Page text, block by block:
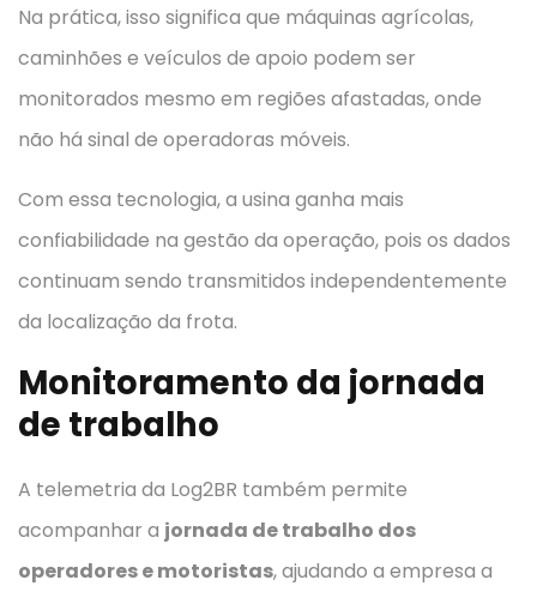
Na prática, isso significa que máquinas agrícolas,
caminhões e veículos de apoio podem ser
monitorados mesmo em regiões afastadas, onde
não há sinal de operadoras móveis.
Com essa tecnologia, a usina ganha mais
confiabilidade na gestão da operação, pois os dados
continuam sendo transmitidos independentemente
da localização da frota.
Monitoramento da jornada
de trabalho
A telemetria da Log2BR também permite
acompanhar a jornada de trabalho dos
operadores e motoristas, ajudando a empresa a